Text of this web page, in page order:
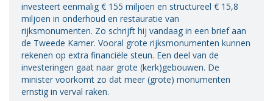
investeert eenmalig € 155 miljoen en structureel € 15,8
miljoen in onderhoud en restauratie van
rijksmonumenten. Zo schrijft hij vandaag in een brief aan
de Tweede Kamer. Vooral grote rijksmonumenten kunnen
rekenen op extra financiële steun. Een deel van de
investeringen gaat naar grote (kerk)gebouwen. De
minister voorkomt zo dat meer (grote) monumenten
ernstig in verval raken.